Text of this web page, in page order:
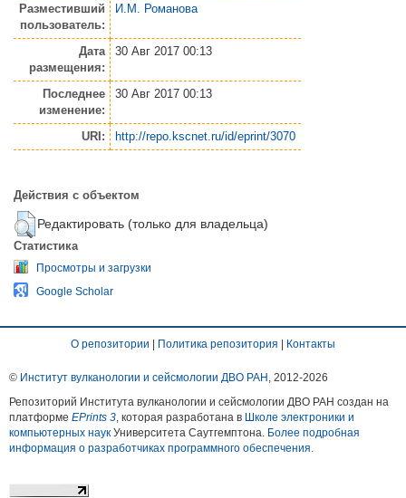
Разместивший
пользователь:
И.М. Романова
Дата
размещения:
30 Авг 2017 00:13
Последнее
изменение:
30 Авг 2017 00:13
URI: http://repo.kscnet.ru/id/eprint/3070
Действия с объектом
Редактировать (только для владельца)
Статистика
Просмотры и загрузки
Google Scholar
О репозитории | Политика репозитория | Контакты
© Институт вулканологии и сейсмологии ДВО РАН , 2012-2026
Репозиторий Института вулканологии и сейсмологии ДВО РАН создан на
платформе EPrints 3 , которая разработана в Школе электроники и
компьютерных наук Университета Саутгемптона. Более подробная
информация о разработчиках программного обеспечения